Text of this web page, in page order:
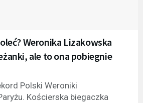
Weronika Lizakowska
ale to ona pobiegnie
Polski Weroniki
Kościerska biegaczka